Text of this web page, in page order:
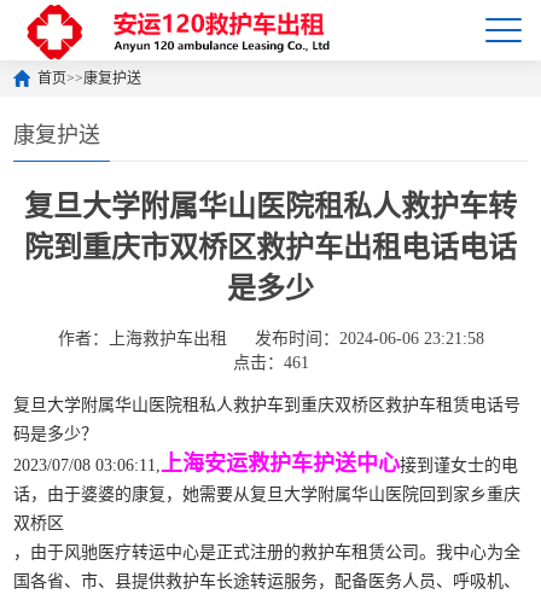
首页>>康复护送
康复护送
复旦大学附属华山医院租私人救护车转
院到重庆市双桥区救护车出租电话电话
是多少
作者：上海救护车出租
发布时间：2024-06-06 23:21:58
点击：461
复旦大学附属华山医院租私人救护车到重庆双桥区救护车租赁电话号
码是多少？
2023/07/08 03:06:11,上海安运救护车护送中心接到谨女士的电
话，由于婆婆的康复，她需要从复旦大学附属华山医院回到家乡重庆
双桥区
，由于风驰医疗转运中心是正式注册的救护车租赁公司。我中心为全
国各省、市、县提供救护车长途转运服务，配备医务人员、呼吸机、